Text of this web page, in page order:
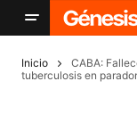
Inicio
CABA:
tuberculosis en